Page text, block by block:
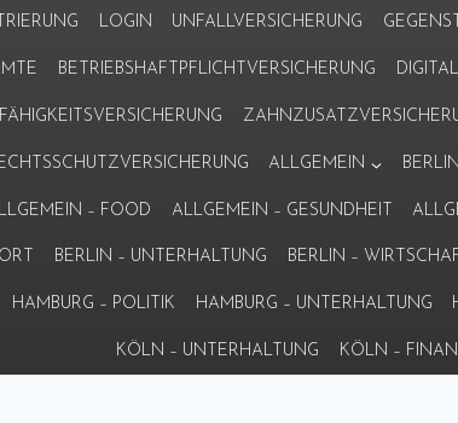
LOGIN UNFALLVERSICHERUNG
BETRIEBSHAFTPFLICHTVERSICHERUNG
ALLGEMEIN BERLIN
– FOOD ALLGEMEIN – GESUNDHEIT
BERLIN – UNTERHALTUNG BERLIN –
HAMBURG – POLITIK HAMBURG – UNTERHALTUNG
KÖLN – UNTERHALTUNG KÖLN –